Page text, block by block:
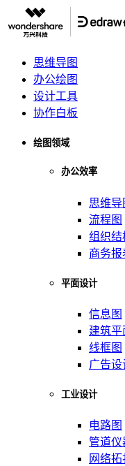
思维导图
办公绘图
设计工具
协作白板
绘图领域
办公效率
思维导
流程图
组织结
商务报
平面设计
信息图
建筑
线框图
广告设
工业设计
电路图
管道仪
网络拓